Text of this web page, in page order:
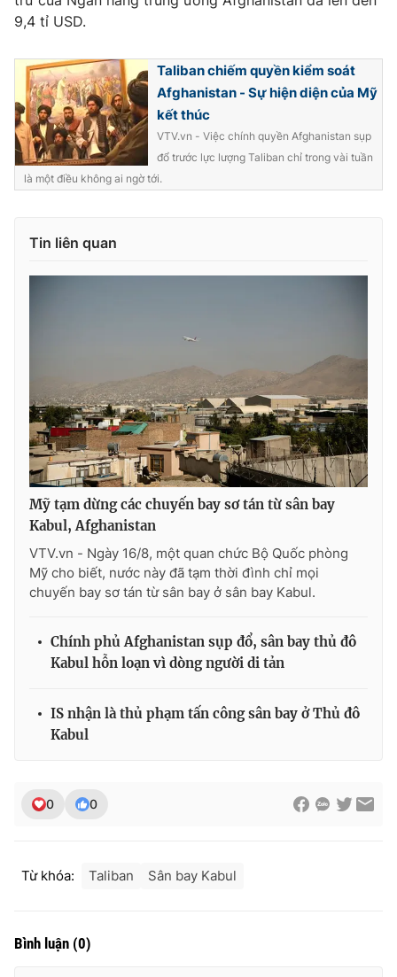
Ðiện thoại Thời báo VTV:024.66 897 897
Email:
Liên hệ quảng cáo:024-7300.7108
9,4 tỉ USD.
Taliban chiếm quyền kiểm soát
Afghanistan - Sự hiện diện của Mỹ
kết thúc
VTV.vn - Việc chính quyền Afghanistan sụp
đổ trước lực lượng Taliban chỉ trong vài tuần
là một điều không ai ngờ tới.
Tin liên quan
Mỹ tạm dừng các chuyến bay sơ tán từ sân bay
Kabul, Afghanistan
VTV.vn - Ngày 16/8, một quan chức Bộ Quốc phòng
Mỹ cho biết, nước này đã tạm thời đình chỉ mọi
chuyến bay sơ tán từ sân bay ở sân bay Kabul.
Chính phủ Afghanistan sụp đổ, sân bay thủ đô
Kabul hỗn loạn vì dòng người di tản
IS nhận là thủ phạm tấn công sân bay ở Thủ đô
Kabul
0 0
Từ khóa: Taliban Sân bay Kabul
Bình luận (0)